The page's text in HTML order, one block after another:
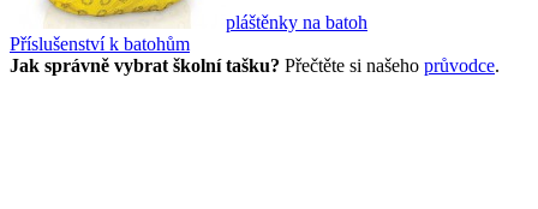
pláštěnky na batoh
Příslušenství k batohům
Jak správně vybrat školní tašku? Přečtěte si našeho průvodce.